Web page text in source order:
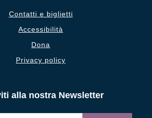
Contatti e biglietti
Accessibilità
Dona
Privacy policy
alla nostra Newsletter